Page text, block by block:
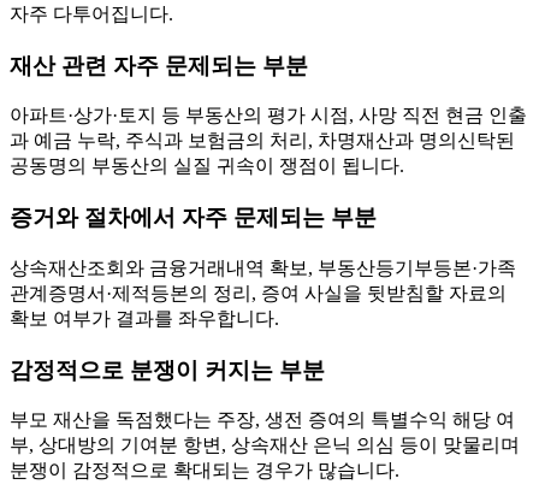
자주 다투어집니다.
재산 관련 자주 문제되는 부분
아파트·상가·토지 등 부동산의 평가 시점, 사망 직전 현금 인출
과 예금 누락, 주식과 보험금의 처리, 차명재산과 명의신탁된
공동명의 부동산의 실질 귀속이 쟁점이 됩니다.
증거와 절차에서 자주 문제되는 부분
상속재산조회와 금융거래내역 확보, 부동산등기부등본·가족
관계증명서·제적등본의 정리, 증여 사실을 뒷받침할 자료의
확보 여부가 결과를 좌우합니다.
감정적으로 분쟁이 커지는 부분
부모 재산을 독점했다는 주장, 생전 증여의 특별수익 해당 여
부, 상대방의 기여분 항변, 상속재산 은닉 의심 등이 맞물리며
분쟁이 감정적으로 확대되는 경우가 많습니다.